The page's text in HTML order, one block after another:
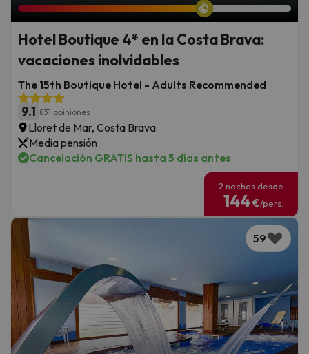
Hotel Boutique 4* en la Costa Brava:
vacaciones inolvidables
The 15th Boutique Hotel - Adults Recommended
9.1 831 opiniones
Lloret de Mar, Costa Brava
Media pensión
Cancelación GRATIS hasta 5 días antes
2 noches desde
144€/pers.
59